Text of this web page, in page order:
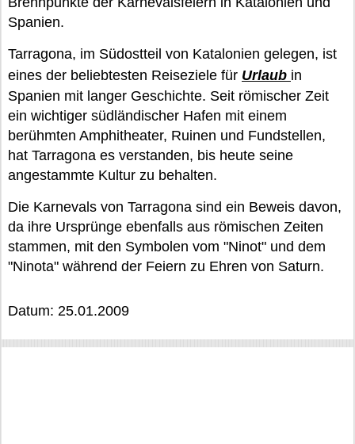
Spanien.
Tarragona, im Südostteil von Katalonien gelegen, ist
eines der beliebtesten Reiseziele für Urlaub in
Spanien mit langer Geschichte. Seit römischer Zeit
ein wichtiger südländischer Hafen mit einem
berühmten Amphitheater, Ruinen und Fundstellen,
hat Tarragona es verstanden, bis heute seine
angestammte Kultur zu behalten.
Die Karnevals von Tarragona sind ein Beweis davon,
da ihre Ursprünge ebenfalls aus römischen Zeiten
stammen, mit den Symbolen vom "Ninot" und dem
"Ninota" während der Feiern zu Ehren von Saturn.
Datum: 25.01.2009